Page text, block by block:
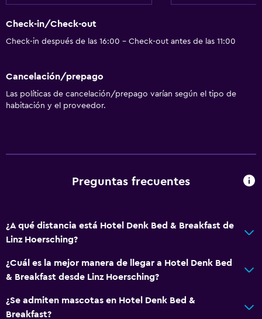
Check-in/Check-out
Check-in después de las 16:00 - Check-out antes de las 11:00
Cancelación/prepago
Las políticas de cancelación/prepago varían según el tipo de
habitación y el proveedor.
Preguntas frecuentes
¿A qué distancia está Hotel Denk Bed & Breakfast de
Linz Hoersching?
¿Cuál es la mejor manera de llegar a Hotel Denk Bed
& Breakfast desde Linz Hoersching?
¿Se admiten mascotas en Hotel Denk Bed &
Breakfast?